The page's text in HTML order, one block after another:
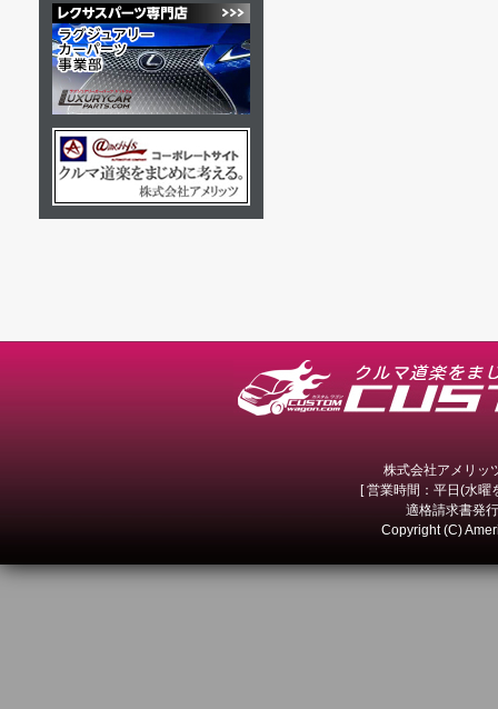
株式会社アメリ
[ 営業時間：平日(水
適格請求書発
Copyright (C)